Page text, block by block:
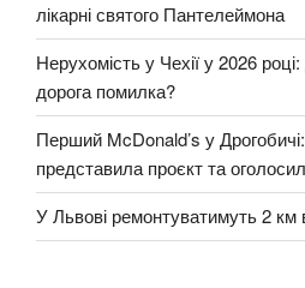
лікарні святого Пантелеймона
Нерухомість у Чехії у 2026
дорога помилка?
Перший McDonald’s у
представила проєкт та
У Львові ремонтуватимуть 2 км